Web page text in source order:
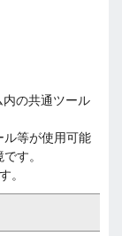
の共通ツール
ル等が使用可能
す。
。